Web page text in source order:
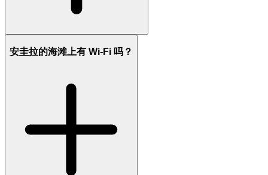
安圭拉的海滩上有 Wi-Fi 吗？